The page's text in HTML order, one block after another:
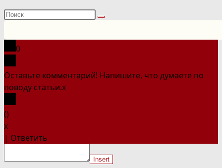
Поиск
сайте
0
Оставьте комментарий! Напишите, что думаете по
поводу статьи.x
()
x
| Ответить
Insert